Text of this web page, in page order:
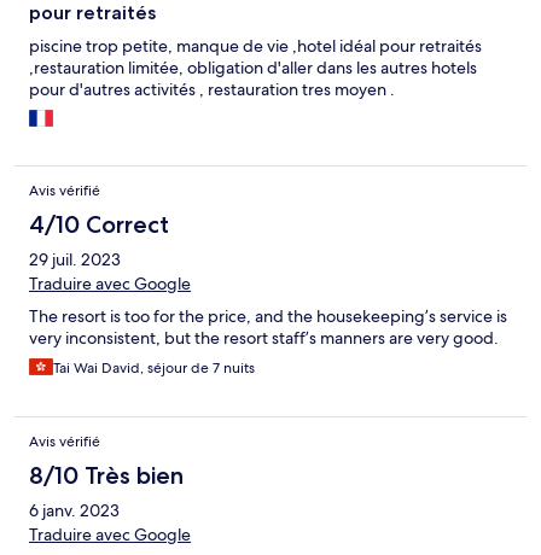
pour retraités
piscine trop petite, manque de vie ,hotel idéal pour retraités
,restauration limitée, obligation d'aller dans les autres hotels
pour d'autres activités , restauration tres moyen .
Avis vérifié
4/10 Correct
29 juil. 2023
Traduire avec Google
The resort is too for the price, and the housekeeping’s service is
very inconsistent, but the resort staff’s manners are very good.
Tai Wai David, séjour de 7 nuits
Avis vérifié
8/10 Très bien
6 janv. 2023
Traduire avec Google